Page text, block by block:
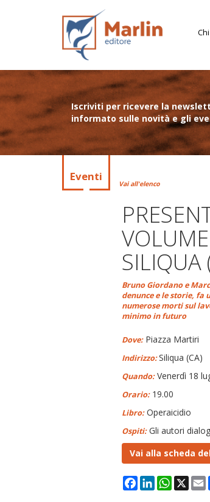
Iscriviti per ricevere la
informato sulle novità e gli
Eventi
Vai all'elenco
SILIQUA
Bruno Giordano e
denunce e le storie, fa
numerose morti sul
minimo in futuro
Dove:Piazza Martiri
Indirizzo:Siliqua (CA)
Quando:Venerdì 18
Orario:19.00
Libro:Operaicidio
Ospiti:Gli autori
Vai alla scheda
Facebook
LinkedIn X